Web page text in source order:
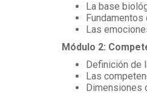
La base
Las
Módulo 2:
Definición de
Las
Dimensiones